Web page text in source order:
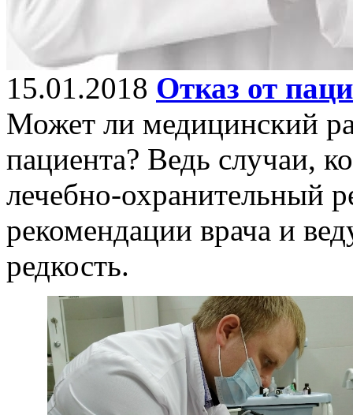
15.01.2018 Отказ от
Может ли медицинский
пациента? Ведь случаи,
лечебно-охранительный
рекомендации врача и
редкость.